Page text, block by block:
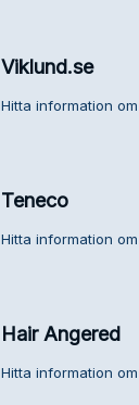
Viklund.se
Hitta information
Teneco
Hitta information
Hair Angered
Hitta information